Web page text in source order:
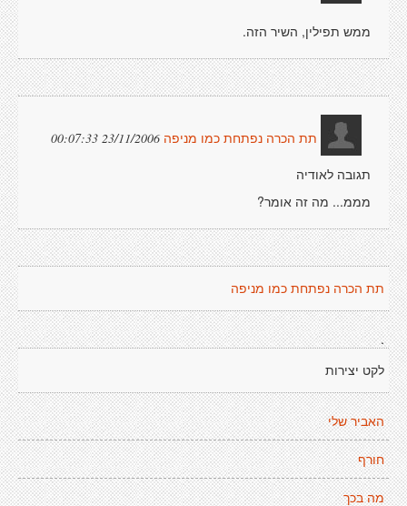
ממש תפילין, השיר הזה.
תת הכרה נפתחת כמו מניפה 23/11/2006 00:07:33
תגובה לאודיה
מממ... מה זה אומר?
תת הכרה נפתחת כמו מניפה
.
לקט יצירות
האביר שלי
חורף
מה בכך